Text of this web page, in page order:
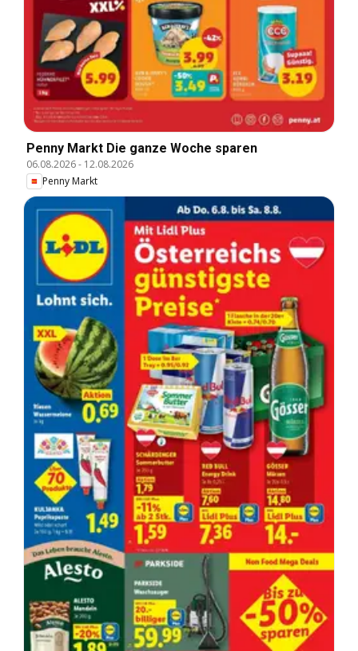
Penny Markt Die ganze Woche sparen
06.08.2026- 12.08.2026
Penny Markt